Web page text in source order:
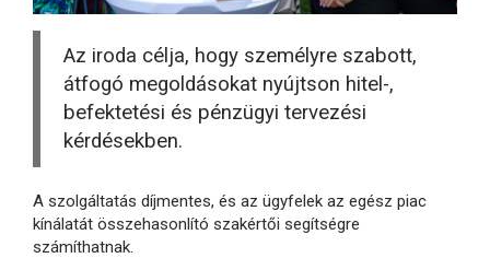
Az iroda célja, hogy személyre szabott,
átfogó megoldásokat nyújtson hitel-,
befektetési és pénzügyi tervezési
kérdésekben.
A szolgáltatás díjmentes, és az ügyfelek az egész piac
kínálatát összehasonlító szakértői segítségre
számíthatnak.